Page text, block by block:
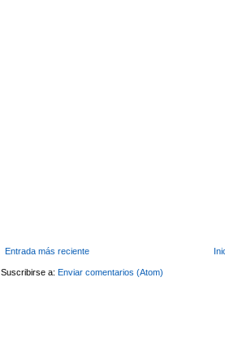
Entrada más reciente
Suscribirse a: Enviar comentarios (Atom)